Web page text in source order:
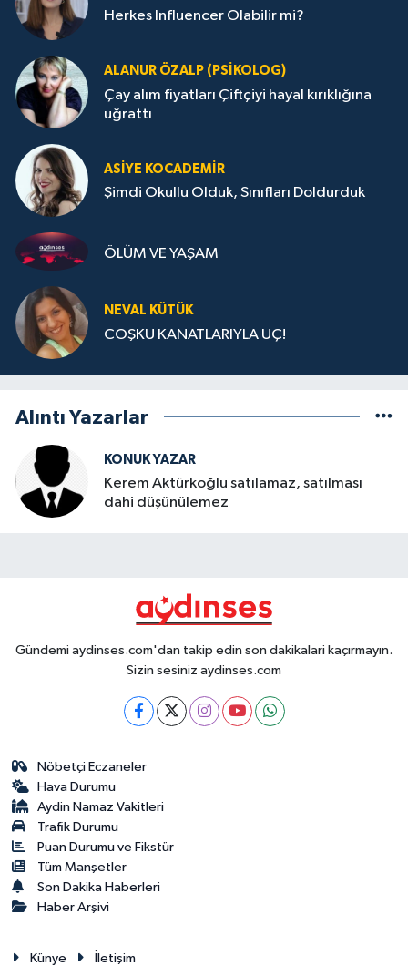
Herkes Influencer Olabilir mi?
ALANUR ÖZALP (PSIKOLOG)
Çay alım fiyatları Çiftçiyi hayal kırıklığına
uğrattı
ASIYE KOCADEMİR
Şimdi Okullu Olduk, Sınıfları Doldurduk
ÖLÜM VE YAŞAM
NEVAL KÜTÜK
COŞKU KANATLARIYLA UÇ!
Alıntı Yazarlar
KONUK YAZAR
Kerem Aktürkoğlu satılamaz, satılması
dahi düşünülemez
Gündemi aydinses.com'dan takip edin son dakikalari kaçırmayın.
Sizin sesiniz aydinses.com
Nöbetçi Eczaneler
Hava Durumu
Aydin Namaz Vakitleri
Trafik Durumu
Puan Durumu ve Fikstür
Tüm Manşetler
Son Dakika Haberleri
Haber Arşivi
Künye İletişim